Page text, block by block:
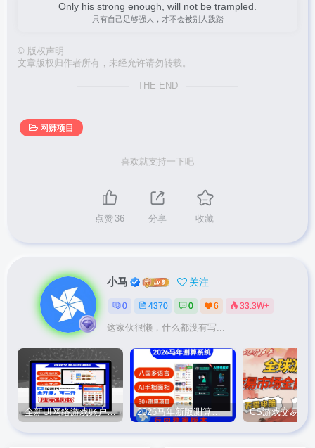
Only his strong enough, will not be trampled.
只有自己足够强大，才不会被别人践踏
© 版权声明
文章版权归作者所有，未经允许请勿转载。
THE END
网赚项目
喜欢就支持一下吧
点赞 36 分享 收藏
小马 关注
0 4370 0 6 33.3W+
这家伙很懒，什么都没有写...
全新UI网络游戏账户交易平台系统 全开源版本 2026马年新版测算系统源码